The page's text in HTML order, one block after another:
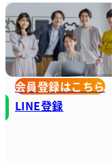
会員登録はこちら
LINE登録